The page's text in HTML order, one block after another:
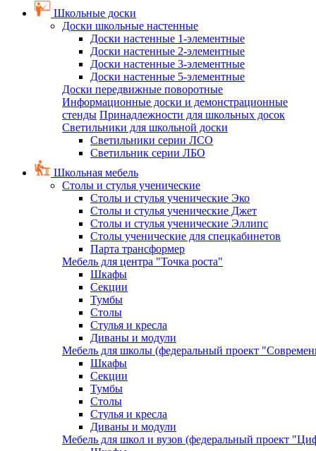
Школьные доски
Доски школьные настенные
Доски настенные 1-элементные
Доски настенные 2-элементные
Доски настенные 3-элементные
Доски настенные 5-элементные
Доски передвижные поворотные
Информационные доски и демонстрационные
стенды Принадлежности для школьных досок
Светильники для школьной доски
Светильники серии ЛСО
Светильник серии ЛБО
Школьная мебель
Столы и стулья ученические
Столы и стулья ученические Эко
Столы и стулья ученические Джет
Столы и стулья ученические Эллипс
Столы ученические для спецкабинетов
Парта трансформер
Мебель для центра "Точка роста"
Шкафы
Секции
Тумбы
Столы
Стулья и кресла
Диваны и модули
Мебель для школы (федеральный проект
Шкафы
Секции
Тумбы
Столы
Стулья и кресла
Диваны и модули
Мебель для школ и вузов (федеральный проект